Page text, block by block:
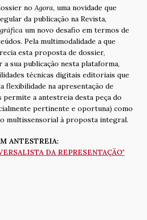
noAgora, uma novidade que
da publicação na Revista,
um novo desafio em termos de
Pela multimodalidade a que
esta proposta de dossier,
sua publicação nesta plataforma,
técnicas digitais editoriais que
flexibilidade na apresentação de
permite a antestreia desta peça do
pertinente e oportuna) como
multissensorial à proposta integral.
ANTESTREIA:
DA REPRESENTAÇÃO"